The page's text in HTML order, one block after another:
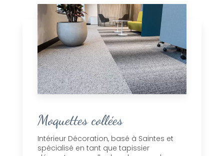
Moquettes collées
Intérieur Décoration, basé à Saintes et
spécialisé en tant que tapissier